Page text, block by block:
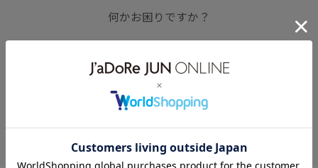
何かお困りですか？
FAQ
お問い合わせ
フォーム